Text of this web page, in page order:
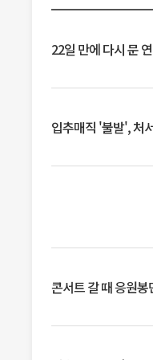
22일 만에 다시 문
입추매직 '불발', 처
콘서트 갈 때 응원